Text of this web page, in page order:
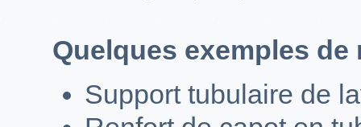
Quelques exemples
Support tubulaire de